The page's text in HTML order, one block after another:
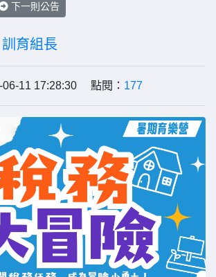
下一則公告
訓育組長
06-11 17:28:30 點閱： 177